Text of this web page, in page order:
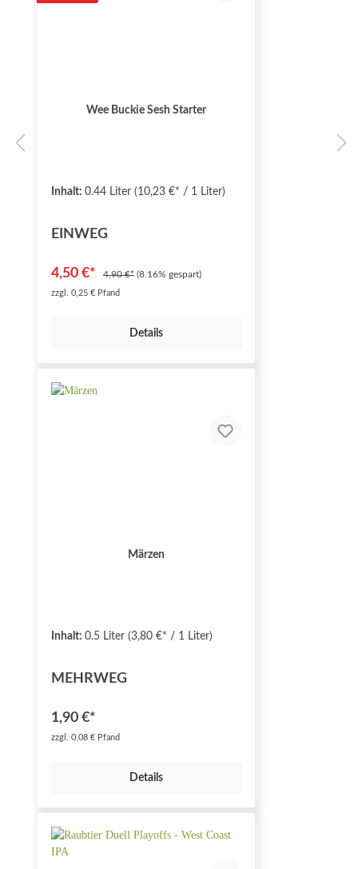
Wee Buckie Sesh Starter
Inhalt: 0.44 Liter (10,23 €* / 1 Liter)
EINWEG
4,50 €* 4,90 €* (8.16% gespart)
zzgl. 0,25 € Pfand
Details
Märzen
Inhalt: 0.5 Liter (3,80 €* / 1 Liter)
MEHRWEG
1,90 €*
zzgl. 0,08 € Pfand
Details